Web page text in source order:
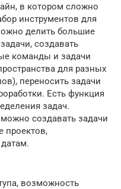
в котором сложно
инструментов для
делить большие
создавать
команды и задачи
для разных
переносить задачи
Есть функция
задач.
создавать задачи
проектов,
возможность